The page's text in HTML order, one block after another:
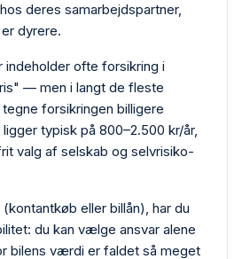
deres samarbejdspartner,
dyrere.
indeholder ofte forsikring i
— men i langt de fleste
forsikringen billigere
typisk på 800–2.500 kr/år,
valg af selskab og selvrisiko­
eller billån), har du
du kan vælge ansvar alene
bilens værdi er faldet så meget